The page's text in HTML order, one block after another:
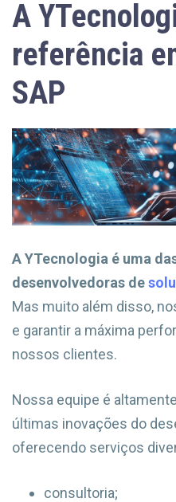
A
referência
SAP
A YTecnologia é uma
desenvolvedoras de
Mas muito além disso,
e garantir a máxima
nossos clientes.
Nossa equipe é
últimas inovações do
oferecendo serviços
consultoria;